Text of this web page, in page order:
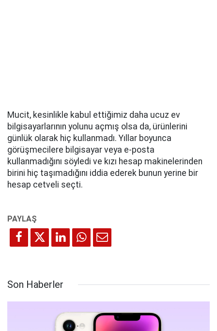
Mucit, kesinlikle kabul ettiğimiz daha ucuz ev
bilgisayarlarının yolunu açmış olsa da, ürünlerini
günlük olarak hiç kullanmadı. Yıllar boyunca
görüşmecilere bilgisayar veya e-posta
kullanmadığını söyledi ve kızı hesap makinelerinden
birini hiç taşımadığını iddia ederek bunun yerine bir
hesap cetveli seçti.
Son Haberler